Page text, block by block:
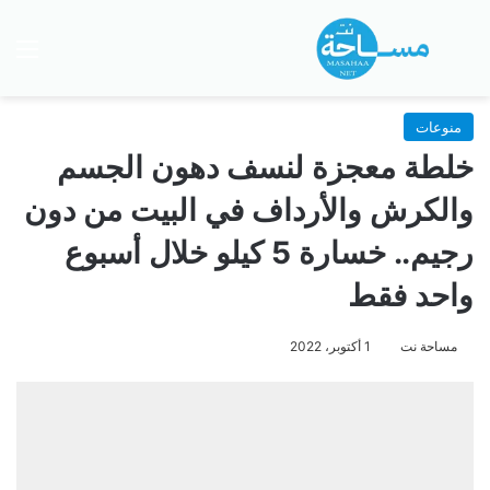
بحث عن
منوعات
خلطة معجزة لنسف دهون الجسم
والكرش والأرداف في البيت من دون
رجيم.. خسارة 5 كيلو خلال أسبوع
واحد فقط
مساحة نت 1 أكتوبر، 2022